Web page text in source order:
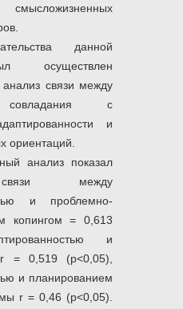
данной
осуществлен
связи между
совладания с
и
ориентаций.
анализ показал
между
и проблемно-
копингом = 0,613
и
= 0,519 (р<0,05),
и планированием
r = 0,46 (р<0,05).